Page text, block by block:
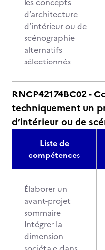
les concepts
d’architecture
d’intérieur ou de
scénographie
alternatifs
sélectionnés
RNCP42174BC02 -
techniquement un
d’intérieur ou de
Liste de
compétences
Élaborer un
avant-projet
sommaire
Intégrer la
dimension